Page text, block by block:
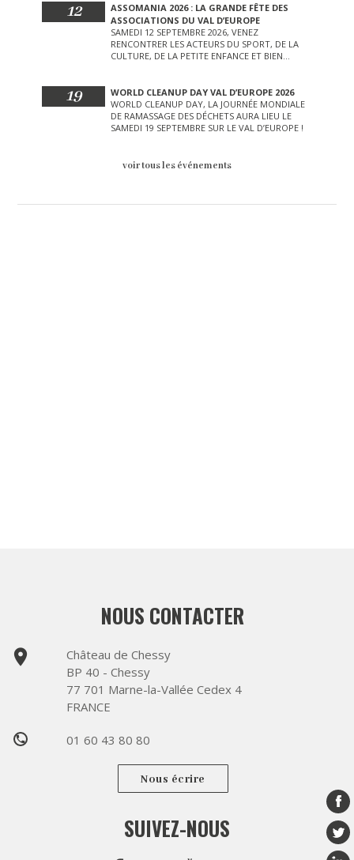
12
ASSOMANIA 2026 : LA GRANDE FÊTE DES
ASSOCIATIONS DU VAL D’EUROPE
SAMEDI 12 SEPTEMBRE 2026, VENEZ
RENCONTRER LES ACTEURS DU SPORT, DE LA
CULTURE, DE LA PETITE ENFANCE ET BIEN
19
WORLD CLEANUP DAY VAL D’EUROPE 2026
WORLD CLEANUP DAY, LA JOURNÉE MONDIALE
DE RAMASSAGE DES DÉCHETS AURA LIEU LE
SAMEDI 19 SEPTEMBRE SUR LE VAL D’EUROPE !
voir tous les événements
NOUS CONTACTER
place
Château de Chessy
BP 40 - Chessy
77 701 Marne-la-Vallée Cedex 4
FRANCE
phone 01 60 43 80 80
Nous écrire
SUIVEZ-NOUS